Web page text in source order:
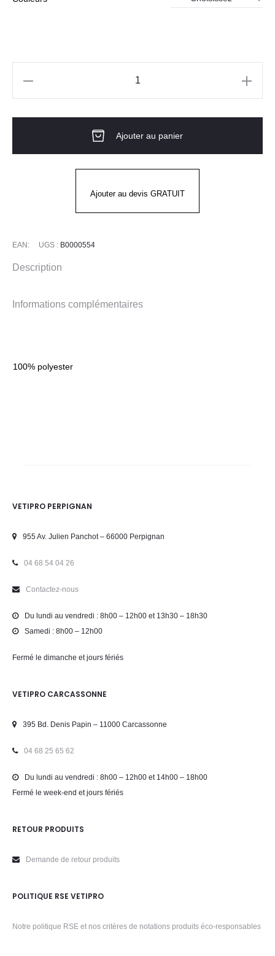
Pack
Ajouter au panier
Ajouter au devis GRATUIT
EAN: UGS : B0000554
Description
Informations complémentaires
100% polyester
VETIPRO PERPIGNAN
955 Av. Julien Panchot – 66000 Perpignan
04 68 54 04 26
Contactez-nous
Du lundi au vendredi : 8h00 – 12h00 et 13h30 – 18h30
Samedi : 8h00 – 12h00
Fermé le dimanche et jours fériés
VETIPRO CARCASSONNE
395 Bd. Denis Papin – 11000 Carcassonne
04 68 25 65 62
Du lundi au vendredi : 8h00 – 12h00 et 14h00 – 18h00
Fermé le week-end et jours fériés
RETOUR PRODUITS
Demande de retour produits
POLITIQUE RSE VETIPRO
Notre politique RSE et nos critères de notations produits éco-responsables